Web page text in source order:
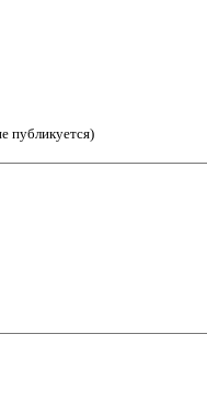
публикуется)